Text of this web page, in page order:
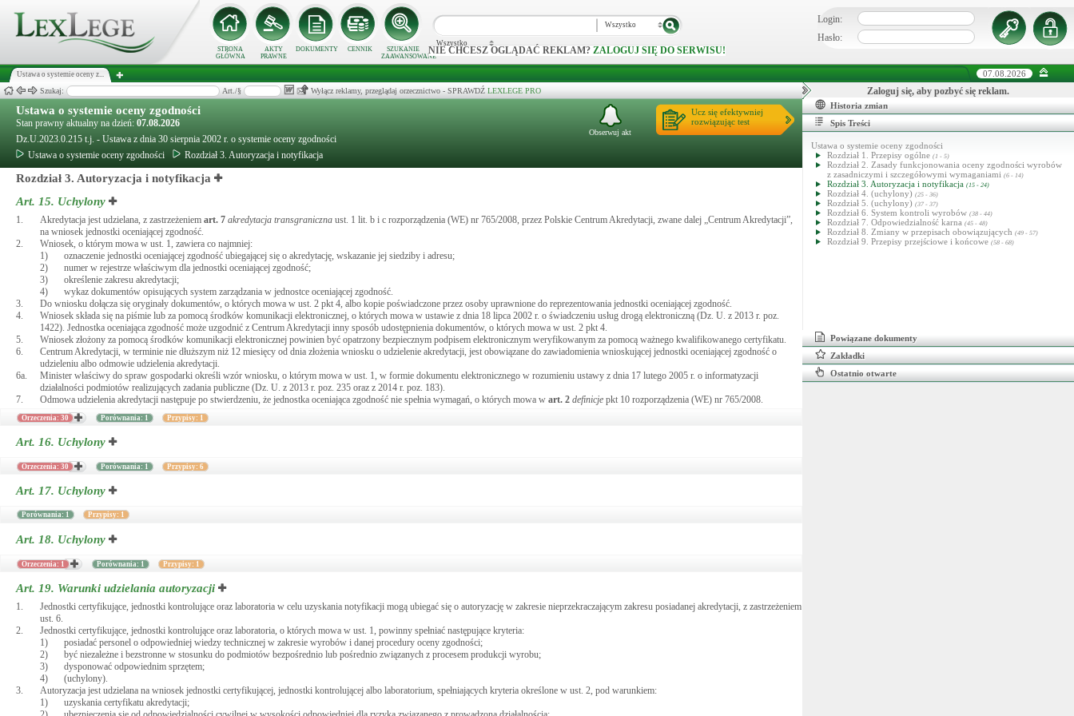
STRONA
GŁÓWNA
AKTY
PRAWNE
DOKUMENTY CENNIK
SZUKANIE
ZAAWANSOWANE
Wszystko
Wszystko
NIE CHCESZ OGLĄDAĆ REKLAM? ZALOGUJ SIĘ DO SERWISU!
Login:
Hasło:
Ustawa o systemie oceny z... 07.08.2026
Szukaj: Art./§ Wyłącz reklamy, przeglądaj orzecznictwo - SPRAWDŹ LEXLEGE PRO
Ustawa o systemie oceny zgodności
Stan prawny aktualny na dzień: 07.08.2026
Dz.U.2023.0.215 t.j. - Ustawa z dnia 30 sierpnia 2002 r. o systemie oceny zgodności
Ustawa o systemie oceny zgodności
Rozdział 3. Autoryzacja i notyfikacja
Ucz się efektywniej
rozwiązując test
Obserwuj akt
Rozdział 3. Autoryzacja i notyfikacja
Art. 15. Uchylony
1. Akredytacja jest udzielana, z zastrzeżeniem art. 7 akredytacja transgraniczna ust. 1 lit. b i c rozporządzenia (WE) nr 765/2008, przez Polskie Centrum Akredytacji, zwane dalej „Centrum Akredytacji”,
na wniosek jednostki oceniającej zgodność.
2.
Wniosek, o którym mowa w ust. 1, zawiera co najmniej:
1)
oznaczenie jednostki oceniającej zgodność ubiegającej się o akredytację, wskazanie jej siedziby i adresu;
2)
numer w rejestrze właściwym dla jednostki oceniającej zgodność;
3)
określenie zakresu akredytacji;
4)
wykaz dokumentów opisujących system zarządzania w jednostce oceniającej zgodność.
3.
Do wniosku dołącza się oryginały dokumentów, o których mowa w ust. 2 pkt 4, albo kopie poświadczone przez osoby uprawnione do reprezentowania jednostki oceniającej zgodność.
4.
Wniosek składa się na piśmie lub za pomocą środków komunikacji elektronicznej, o których mowa w ustawie z dnia 18 lipca 2002 r. o świadczeniu usług drogą elektroniczną (Dz. U. z 2013 r. poz.
1422). Jednostka oceniająca zgodność może uzgodnić z Centrum Akredytacji inny sposób udostępnienia dokumentów, o których mowa w ust. 2 pkt 4.
5.
Wniosek złożony za pomocą środków komunikacji elektronicznej powinien być opatrzony bezpiecznym podpisem elektronicznym weryfikowanym za pomocą ważnego kwalifikowanego certyfikatu.
6.
Centrum Akredytacji, w terminie nie dłuższym niż 12 miesięcy od dnia złożenia wniosku o udzielenie akredytacji, jest obowiązane do zawiadomienia wnioskującej jednostki oceniającej zgodność o
udzieleniu albo odmowie udzielenia akredytacji.
6a.
Minister właściwy do spraw gospodarki określi wzór wniosku, o którym mowa w ust. 1, w formie dokumentu elektronicznego w rozumieniu ustawy z dnia 17 lutego 2005 r. o informatyzacji
działalności podmiotów realizujących zadania publiczne (Dz. U. z 2013 r. poz. 235 oraz z 2014 r. poz. 183).
7.
Odmowa udzielenia akredytacji następuje po stwierdzeniu, że jednostka oceniająca zgodność nie spełnia wymagań, o których mowa w art. 2 definicje pkt 10 rozporządzenia (WE) nr 765/2008.
Orzeczenia: 30 Porównania: 1 Przypisy: 1
Art. 16. Uchylony
Orzeczenia: 30 Porównania: 1 Przypisy: 6
Art. 17. Uchylony
Porównania: 1 Przypisy: 1
Art. 18. Uchylony
Orzeczenia: 1 Porównania: 1 Przypisy: 1
Art. 19. Warunki udzielania autoryzacji
1.
Jednostki certyfikujące, jednostki kontrolujące oraz laboratoria w celu uzyskania notyfikacji mogą ubiegać się o autoryzację w zakresie nieprzekraczającym zakresu posiadanej akredytacji, z zastrzeżeniem
ust. 6.
2.
Jednostki certyfikujące, jednostki kontrolujące oraz laboratoria, o których mowa w ust. 1, powinny spełniać następujące kryteria:
1)
posiadać personel o odpowiedniej wiedzy technicznej w zakresie wyrobów i danej procedury oceny zgodności;
2)
być niezależne i bezstronne w stosunku do podmiotów bezpośrednio lub pośrednio związanych z procesem produkcji wyrobu;
3)
dysponować odpowiednim sprzętem;
4)
(uchylony).
3.
Autoryzacja jest udzielana na wniosek jednostki certyfikującej, jednostki kontrolującej albo laboratorium, spełniających kryteria określone w ust. 2, pod warunkiem:
1)
uzyskania certyfikatu akredytacji;
Zaloguj się, aby pozbyć się reklam.
Historia zmian
Spis Treści
Ustawa o systemie oceny zgodności
Rozdział 1. Przepisy ogólne (1 - 5)
Rozdział 2. Zasady funkcjonowania oceny zgodności wyrobów
z zasadniczymi i szczegółowymi wymaganiami (6 - 14)
Rozdział 3. Autoryzacja i notyfikacja (15 - 24)
Rozdział 4. (uchylony) (25 - 36)
Rozdział 5. (uchylony) (37 - 37)
Rozdział 6. System kontroli wyrobów (38 - 44)
Rozdział 7. Odpowiedzialność karna (45 - 48)
Rozdział 8. Zmiany w przepisach obowiązujących (49 - 57)
Rozdział 9. Przepisy przejściowe i końcowe (58 - 68)
Powiązane dokumenty
Zakładki
Ostatnio otwarte